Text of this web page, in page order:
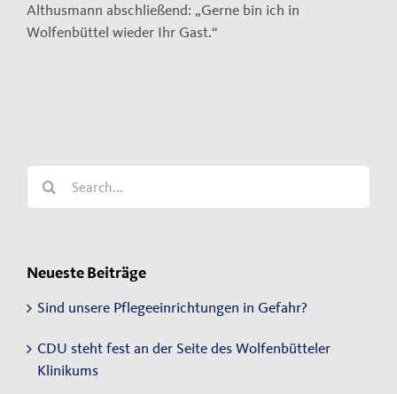
Althusmann abschließend: „Gerne bin ich in
Wolfenbüttel wieder Ihr Gast.“
for:
Neueste Beiträge
Sind unsere Pflegeeinrichtungen in Gefahr?
CDU steht fest an der Seite des Wolfenbütteler
Klinikums